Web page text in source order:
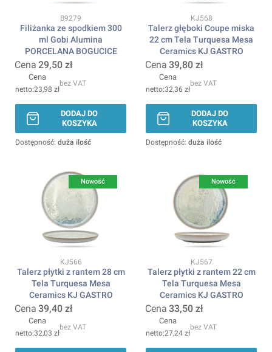
Kod produktu
B9279
Filiżanka ze spodkiem 300
ml Gobi Alumina
PORCELANA BOGUCICE
Cena 29,50 zł
Cena
23,98 zł
bez VAT
DODAJ DO
KOSZYKA
Dostępność: duża ilość
Kod produktu
KJ568
Talerz głęboki Coupe miska
22 cm Tela Turquesa Mesa
Ceramics KJ GASTRO
Cena 39,80 zł
Cena
32,36 zł
bez VAT
DODAJ DO
KOSZYKA
Dostępność: duża ilość
Nowość
Kod produktu
KJ566
Talerz płytki z rantem 28 cm
Tela Turquesa Mesa
Ceramics KJ GASTRO
Cena 39,40 zł
Cena
32,03 zł
bez VAT
Nowość
Kod produktu
KJ567
Talerz płytki z rantem 22 cm
Tela Turquesa Mesa
Ceramics KJ GASTRO
Cena 33,50 zł
Cena
27,24 zł
bez VAT